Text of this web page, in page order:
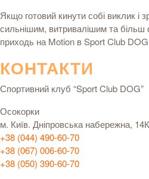
Якщо готовий кинути собі виклик і
сильнішим, витривалішим та більш
приходь на Motion вSport Club
КОНТАКТИ
Спортивний клуб “Sport Club DOG”
Осокорки
м. Київ. Дніпровська набережна, 14К
+38 (044) 490-60-70
+38 (067) 006-60-70
+38 (050) 390-60-70